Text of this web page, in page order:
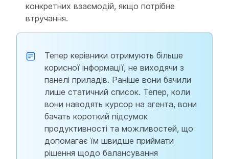
конкретних взаємодій, якщо потрібне
втручання.
Тепер керівники отримують більше
корисної інформації, не виходячи з
панелі приладів. Раніше вони бачили
лише статичний список. Тепер, коли
вони наводять курсор на агента, вони
бачать короткий підсумок
продуктивності та можливостей, що
допомагає їм швидше приймати
рішення щодо балансування